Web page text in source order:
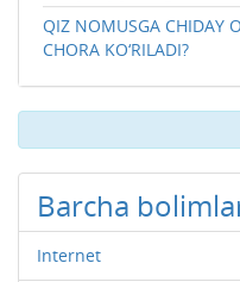
QIZ NOMUSGA CHIDAY
CHORA KO‘RILADI?
Barcha
Internet